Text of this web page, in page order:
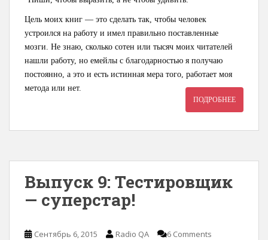
Цель моих книг — это сделать так, чтобы человек
устроился на работу и имел правильно поставленные
мозги. Не знаю, сколько сотен или тысяч моих читателей
нашли работу, но емейлы с благодарностью я получаю
постоянно, а это и есть истинная мера того, работает моя
метода или нет.
ПОДРОБНЕЕ
Выпуск 9: Тестировщик
— суперстар!
Сентябрь 6, 2015 Radio QA 6 Comments